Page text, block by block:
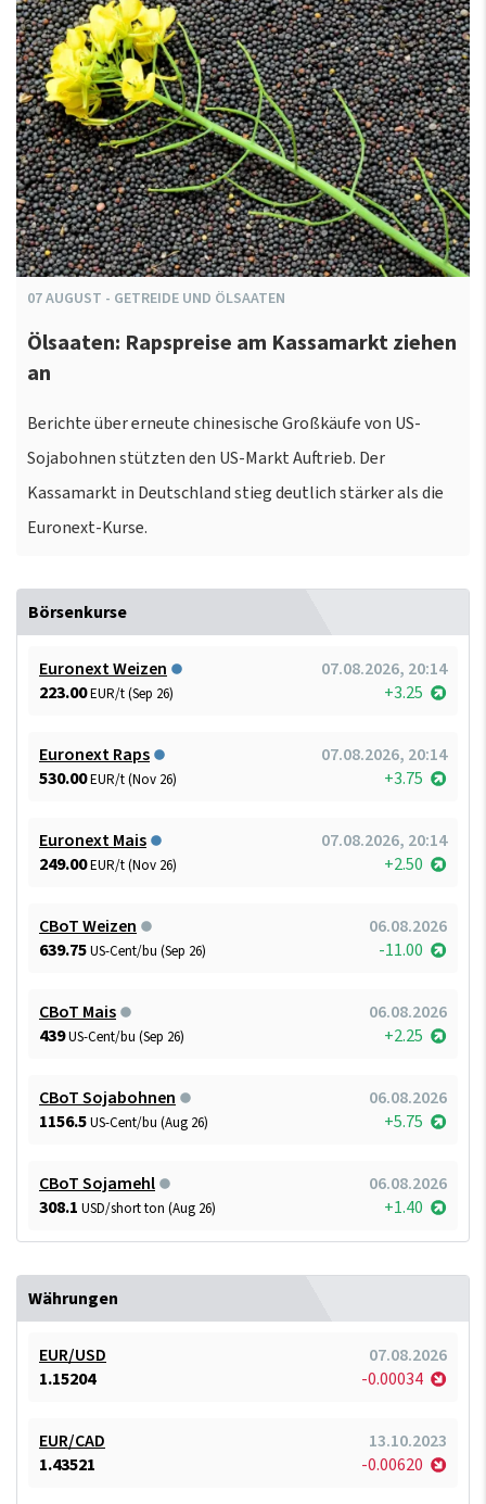
07AUGUST - GETREIDE UND ÖLSAATEN
Ölsaaten: Rapspreise am Kassamarkt ziehen
an
Berichte über erneute chinesische Großkäufe von US-
Sojabohnen stützten den US-Markt Auftrieb. Der
Kassamarkt in Deutschland stieg deutlich stärker als die
Euronext-Kurse.
Börsenkurse
Euronext Weizen
07.08.2026, 20:14
223.00EUR/t (Sep 26) +3.25
Euronext Raps
07.08.2026, 20:14
530.00EUR/t (Nov 26) +3.75
Euronext Mais
07.08.2026, 20:14
249.00EUR/t (Nov 26) +2.50
CBoT Weizen
06.08.2026
639.75US-Cent/bu (Sep 26) -11.00
CBoT Mais
06.08.2026
439US-Cent/bu (Sep 26) +2.25
CBoT Sojabohnen
06.08.2026
1156.5US-Cent/bu (Aug 26) +5.75
CBoT Sojamehl
06.08.2026
308.1 USD/short ton (Aug 26) +1.40
Währungen
EUR/USD
07.08.2026
1.15204
-0.00034
EUR/CAD
13.10.2023
1.43521
-0.00620